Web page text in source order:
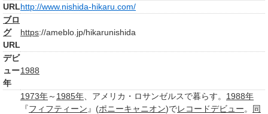
URLhttp://www.nishida-hikaru.com/
ブロ
グ
URL
https://ameblo.jp/hikarunishida
デビ
ュー
年
1988
1973年～ 1985年 、アメリカ・ロサンゼルスで暮らす。 1988年
『フィフティーン 』(ポニーキャニオン)でレコードデビュー。 同